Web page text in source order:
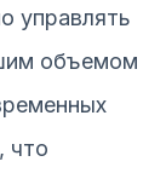
управлять
объемом
что